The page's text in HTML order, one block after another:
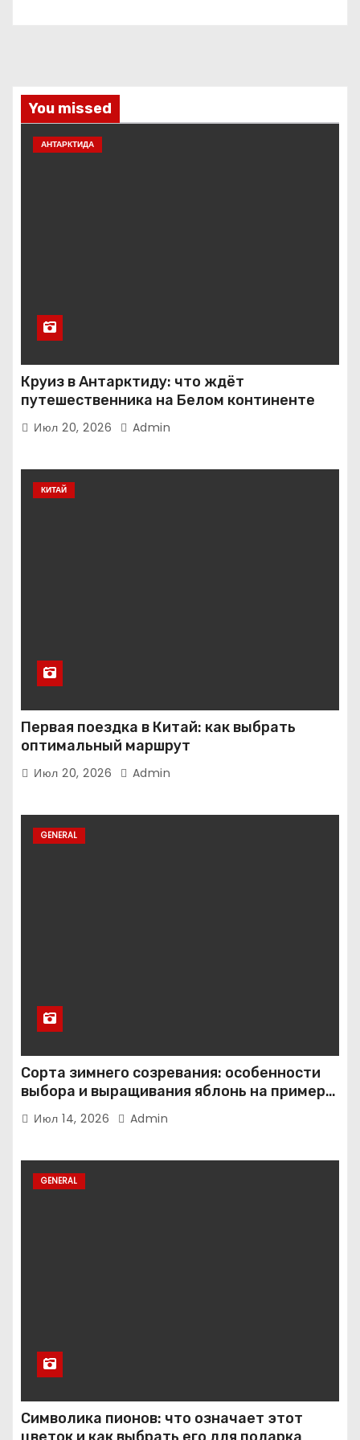
You missed
АНТАРКТИДА
Круиз в Антарктиду: что ждёт
путешественника на Белом континенте
Июл 20, 2026 Admin
КИТАЙ
Первая поездка в Китай: как выбрать
оптимальный маршрут
Июл 20, 2026 Admin
GENERAL
Сорта зимнего созревания: особенности
выбора и выращивания яблонь на примере
иммунного сорта Кандиль орловский
Июл 14, 2026 Admin
GENERAL
Символика пионов: что означает этот